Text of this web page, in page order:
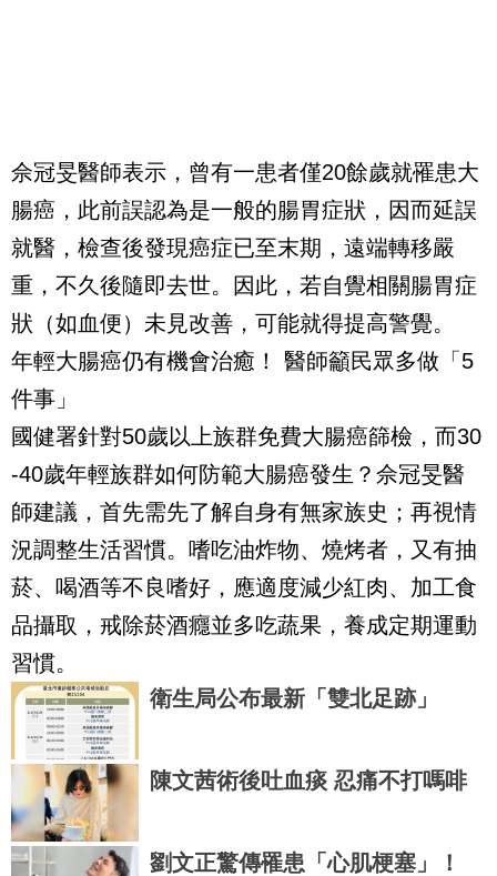
佘冠旻醫師表示，曾有一患者僅20餘歲就罹患大
腸癌，此前誤認為是一般的腸胃症狀，因而延誤
就醫，檢查後發現癌症已至末期，遠端轉移嚴
重，不久後隨即去世。因此，若自覺相關腸胃症
狀（如血便）未見改善，可能就得提高警覺。
年輕大腸癌仍有機會治癒！ 醫師籲民眾多做「5
件事」
國健署針對50歲以上族群免費大腸癌篩檢，而30
-40歲年輕族群如何防範大腸癌發生？佘冠旻醫
師建議，首先需先了解自身有無家族史；再視情
況調整生活習慣。嗜吃油炸物、燒烤者，又有抽
菸、喝酒等不良嗜好，應適度減少紅肉、加工食
品攝取，戒除菸酒癮並多吃蔬果，養成定期運動
習慣。
衛生局公布最新「雙北足跡」
陳文茜術後吐血痰 忍痛不打嗎啡
劉文正驚傳罹患「心肌梗塞」！